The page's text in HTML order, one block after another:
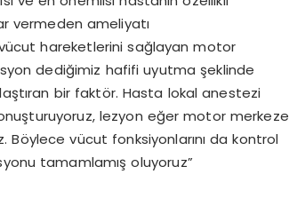
vermeden ameliyatı
hareketlerini sağlayan motor
dediğimiz hafifi uyutma şeklinde
bir faktör. Hasta lokal anestezi
lezyon eğer motor merkeze
Böylece vücut fonksiyonlarını da kontrol
tamamlamış oluyoruz”